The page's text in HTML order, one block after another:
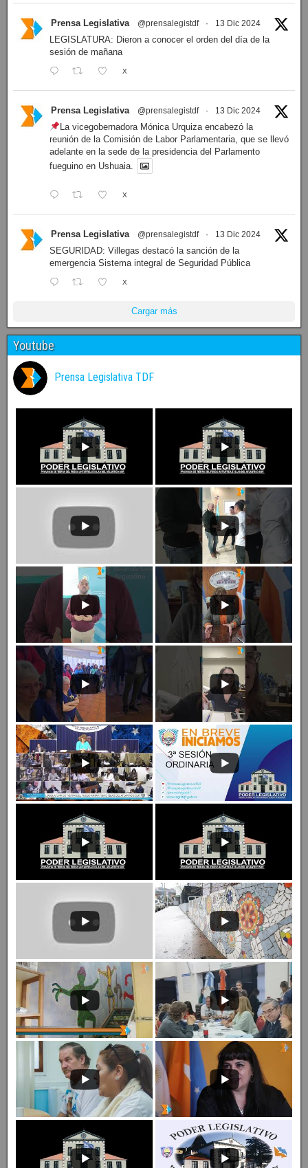
Prensa Legislativa @prensalegistdf · 13 Dic 2024
LEGISLATURA: Dieron a conocer el orden del día de la
sesión de mañana
X
Prensa Legislativa @prensalegistdf · 13 Dic 2024
La vicegobernadora Mónica Urquiza encabezó la
reunión de la Comisión de Labor Parlamentaria, que se llevó
adelante en la sede de la presidencia del Parlamento
fueguino en Ushuaia.
X
Prensa Legislativa @prensalegistdf · 13 Dic 2024
SEGURIDAD: Villegas destacó la sanción de la
emergencia Sistema integral de Seguridad Pública
X
Cargar más
Youtube
Prensa Legislativa TDF